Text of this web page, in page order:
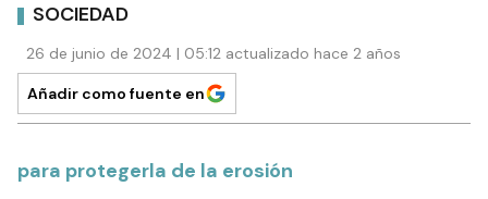
SOCIEDAD
26 de junio de 2024 | 05:12 actualizado hace 2 años
Añadir como fuente en
para protegerla de la erosión